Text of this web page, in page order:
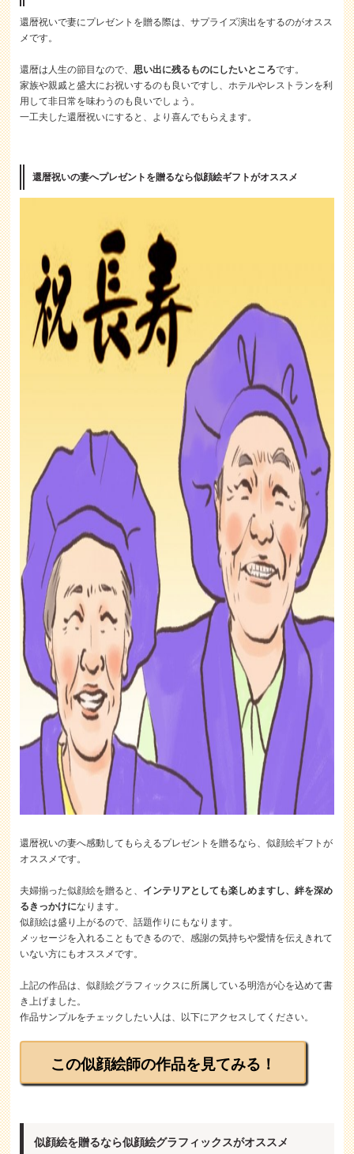
還暦祝いで妻にプレゼントを贈る際は、サプライズ演出をするのがオスス
メです。
還暦は人生の節目なので、思い出に残るものにしたいところです。
家族や親戚と盛大にお祝いするのも良いですし、ホテルやレストランを利
用して非日常を味わうのも良いでしょう。
一工夫した還暦祝いにすると、より喜んでもらえます。
還暦祝いの妻へプレゼントを贈るなら似顔絵ギフトがオススメ
還暦祝いの妻へ感動してもらえるプレゼントを贈るなら、似顔絵ギフトが
オススメです。
夫婦揃った似顔絵を贈ると、 インテリアとしても楽しめますし、絆を深め
るきっかけになります。
似顔絵は盛り上がるので、話題作りにもなります。
メッセージを入れることもできるので、感謝の気持ちや愛情を伝えきれて
いない方にもオススメです。
上記の作品は、似顔絵グラフィックスに所属している明浩が心を込めて書
き上げました。
作品サンプルをチェックしたい人は、以下にアクセスしてください。
この似顔絵師の作品を見てみる！
似顔絵を贈るなら似顔絵グラフィックスがオススメ